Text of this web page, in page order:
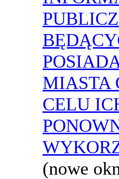
MIASTA
CELU
(nowe